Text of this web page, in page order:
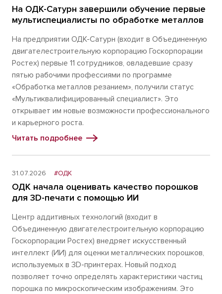
На ОДК-Сатурн завершили обучение первые
мультиспециалисты по обработке металлов
На предприятии ОДК-Сатурн (входит в Объединенную
двигателестроительную корпорацию Госкорпорации
Ростех) первые 11 сотрудников, овладевшие сразу
пятью рабочими профессиями по программе
«Обработка металлов резанием», получили статус
«Мультиквалифицированный специалист». Это
открывает им новые возможности профессионального
и карьерного роста.
Читать подробнее
31.07.2026 #ОДК
ОДК начала оценивать качество порошков
для 3D-печати с помощью ИИ
Центр аддитивных технологий (входит в
Объединенную двигателестроительную корпорацию
Госкорпорации Ростех) внедряет искусственный
интеллект (ИИ) для оценки металлических порошков,
используемых в 3D-принтерах. Новый подход
позволяет точно определять характеристики частиц
порошка по микроскопическим изображениям. Это